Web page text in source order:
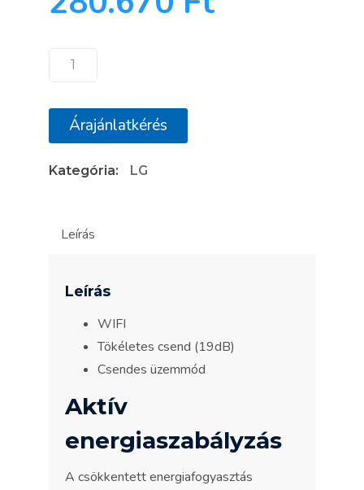
PLUS
PC12SQ
mennyiség
Árajánlatkérés
Kategória: LG
Leírás
Leírás
WIFI
Tökéletes csend (19dB)
Csendes üzemmód
Aktív
energiaszabályzás
A csökkentett energiafogyasztás